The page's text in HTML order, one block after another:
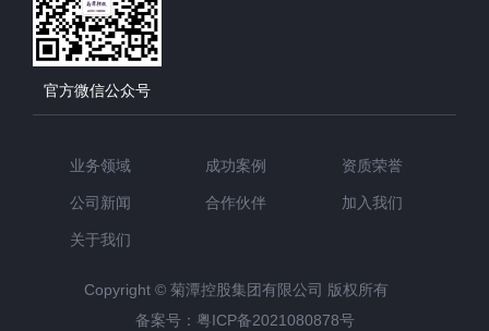
官方微信公众号
业务领域 成功案例 资质荣誉
公司新闻 合作伙伴 加入我们
关于我们
Copyright © 菊潭控股集团有限公司 版权所有
备案号：粤ICP备2021080878号